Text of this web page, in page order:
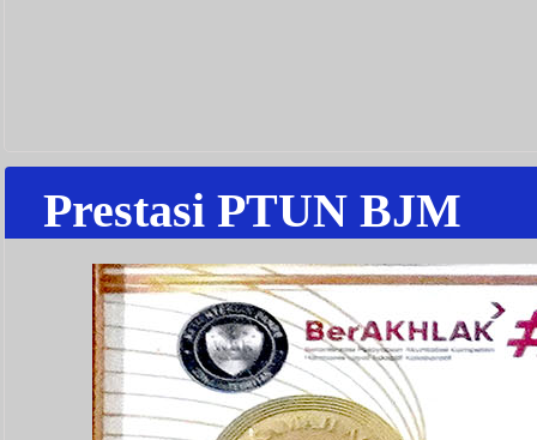
Prestasi PTUN BJM